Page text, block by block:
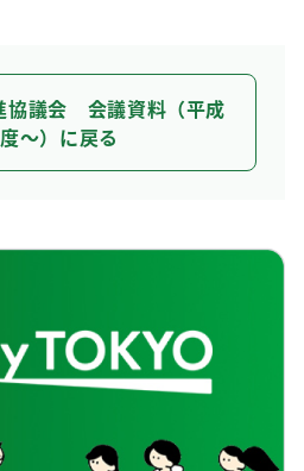
協議会 会議資料（平成
～）に戻る